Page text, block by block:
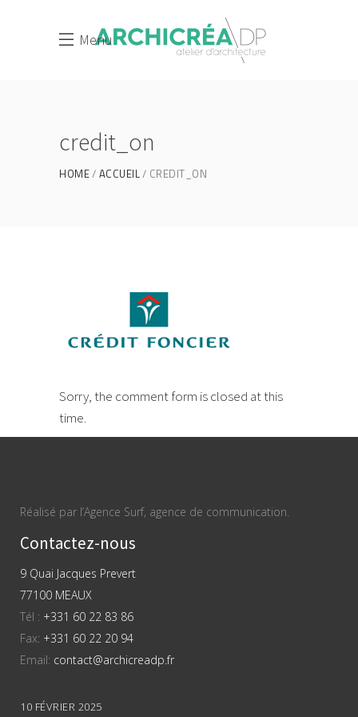
Menu
credit_on
HOME ACCUEIL CREDIT_ON
Sorry, the comment form is closed at this
time.
Réalisé par l’Agence Surf, agence de communication.
Contactez-nous
9 Quai Jacques Prevert
77100 MEAUX
Tél : +331 60 22 83 86
Fax: +331 60 22 20 94
Email: contact@archicreadp.fr
10 FÉVRIER 2025